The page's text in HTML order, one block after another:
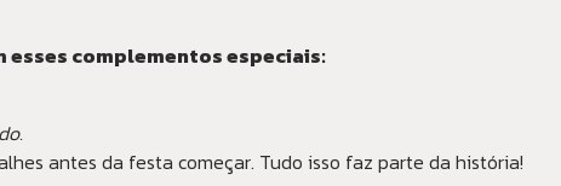
esses complementos especiais:
antes da festa começar. Tudo isso faz parte da história!